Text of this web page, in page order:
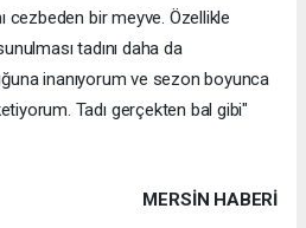
cezbeden bir meyve. Özellikle
tadını daha da
inanıyorum ve sezon boyunca
Tadı gerçekten bal gibi"
MERSIN HABERİ